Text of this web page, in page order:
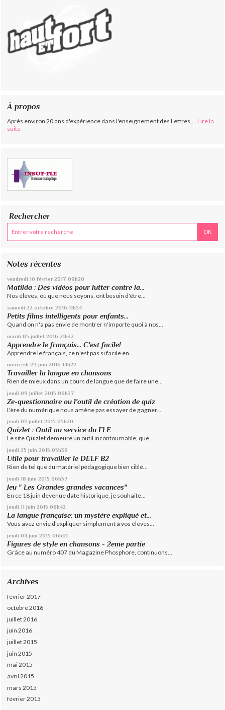
À propos
Après environ 20 ans d'expérience dans l'enseignement des Lettres,... Lire la
suite
Rechercher
Notes récentes
vendredi 10 février 2017 09h20
Matilda : Des vidéos pour lutter contre la...
Nos élèves, où que nous soyons, ont besoin d'être...
samedi 22 octobre 2016 11h54
Petits films intelligents pour enfants...
Quand on n'a pas envie de montrer n'importe quoi à nos...
mardi 05 juillet 2016 21h32
Apprendre le français... C'est facile!
Apprendre le français, ce n'est pas si facile en...
mercredi 29 juin 2016 14h22
Travailler la langue en chansons
Rien de mieux dans un cours de langue que de faire une...
jeudi 09 juillet 2015 06h37
Ze-questionnaire ou l'outil de création de quiz
L'ère du numérique nous amène pas essayer de gagner...
jeudi 02 juillet 2015 05h20
Quizlet : Outil au service du FLE
Le site Quizlet demeure un outil incontournable, que...
jeudi 25 juin 2015 05h39
Utile pour travailler le DELF B2
Rien de tel que du matériel pédagogique bien ciblé...
jeudi 18 juin 2015 06h37
Jeu " Les Grandes grandes vacances"
En ce 18 juin devenue date historique, je souhaite...
jeudi 11 juin 2015 06h42
La langue française: un mystère expliqué et...
Vous avez envie d'expliquer simplement à vos élèves...
jeudi 04 juin 2015 06h01
Figures de style en chansons - 2eme partie
Grâce au numéro 407 du Magazine Phosphore, continuons...
Archives
février 2017
octobre 2016
juillet 2016
juin 2016
juillet 2015
juin 2015
mai 2015
avril 2015
mars 2015
février 2015